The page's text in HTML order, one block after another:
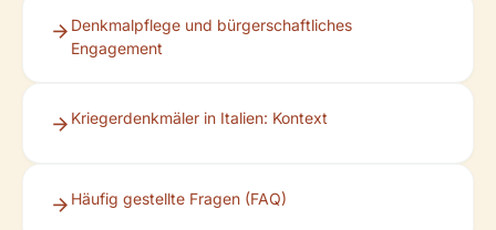
Denkmalpflege und bürgerschaftliches
Engagement
Kriegerdenkmäler in Italien: Kontext
Häufig gestellte Fragen (FAQ)